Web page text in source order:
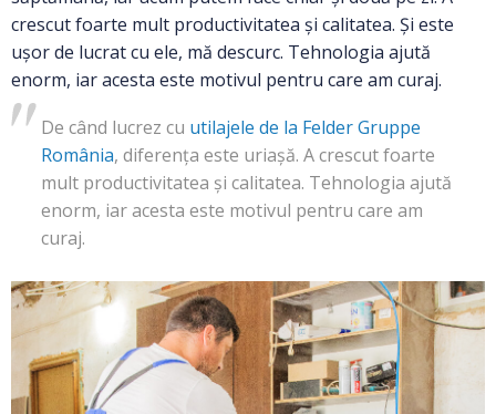
crescut foarte mult productivitatea și calitatea. Și este
ușor de lucrat cu ele, mă descurc. Tehnologia ajută
enorm, iar acesta este motivul pentru care am curaj.
De când lucrez cu utilajele de la Felder Gruppe
România, diferența este uriașă. A crescut foarte
mult productivitatea și calitatea. Tehnologia ajută
enorm, iar acesta este motivul pentru care am
curaj.